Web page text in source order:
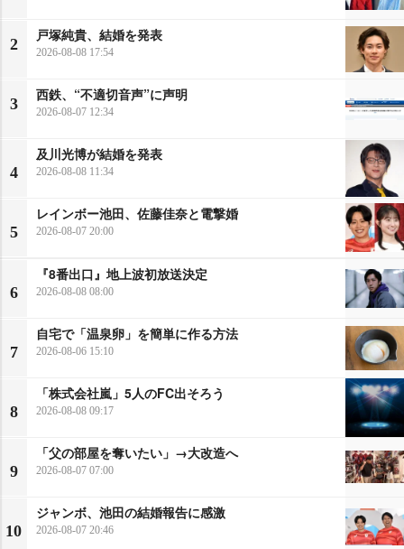
2
戸塚純貴、結婚を発表
2026-08-08 17:54
3
西鉄、“不適切音声”に声明
2026-08-07 12:34
4
及川光博が結婚を発表
2026-08-08 11:34
5
レインボー池田、佐藤佳奈と電撃婚
2026-08-07 20:00
6
『8番出口』地上波初放送決定
2026-08-08 08:00
7
自宅で「温泉卵」を簡単に作る方法
2026-08-06 15:10
8
「株式会社嵐」5人のFC出そろう
2026-08-08 09:17
9
「父の部屋を奪いたい」→大改造へ
2026-08-07 07:00
10
ジャンボ、池田の結婚報告に感激
2026-08-07 20:46